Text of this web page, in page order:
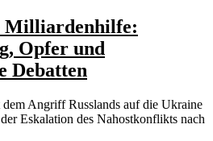
Milliardenhilfe:
Opfer und
Debatten
Angriff Russlands auf die Ukraine
Eskalation des Nahostkonflikts nach